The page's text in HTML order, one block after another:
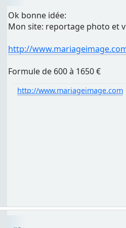
Ok bonne idée:
Mon site: reportage photo et
http://
Formule de 600 à 1650 €
http://www.mariageimage.com